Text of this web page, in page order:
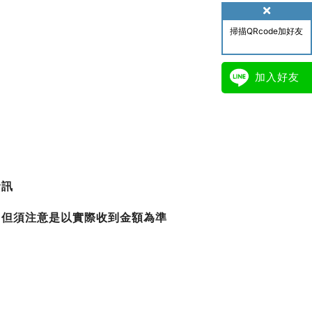
掃描QRcode加好友
加入好友
須注意是以實際收到金額為準